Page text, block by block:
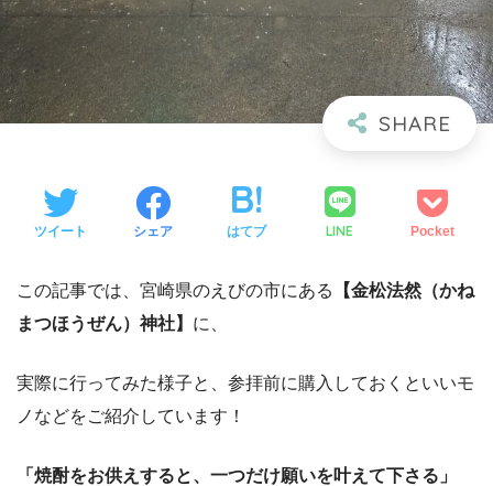
ツイート シェア はてブ LINE Pocket
この記事では、宮崎県のえびの市にある
【金松法然（かね
まつほうぜん）神社】 に、
実際に行ってみた様子と、参拝前に購入しておくといいモ
ノなどをご紹介しています！
「焼酎をお供えすると、一つだけ願いを叶えて下さる」